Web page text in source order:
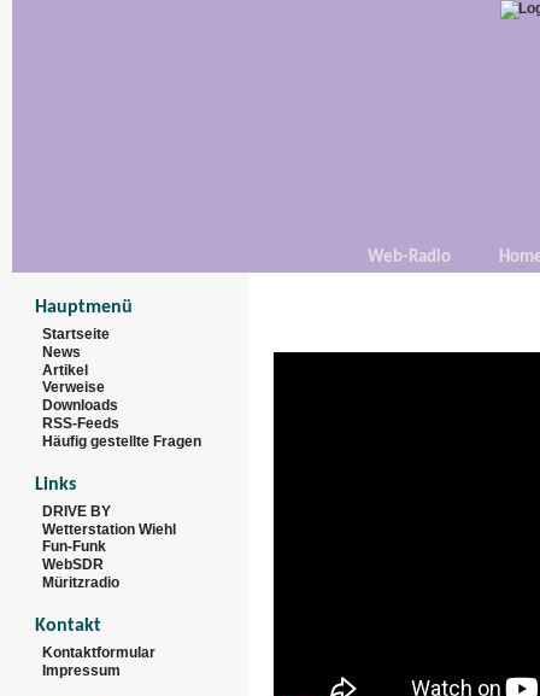
Web-Radio
Hauptmenü
Startseite
News
Artikel
Verweise
Downloads
RSS-Feeds
Häufig gestellte Fragen
Links
DRIVE BY
Wetterstation Wiehl
Fun-Funk
WebSDR
Müritzradio
Kontakt
Kontaktformular
Impressum